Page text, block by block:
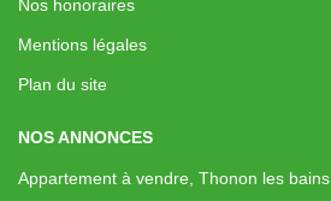
Nos honoraires
Mentions légales
Plan du site
NOS ANNONCES
Appartement à vendre, Thonon les bains